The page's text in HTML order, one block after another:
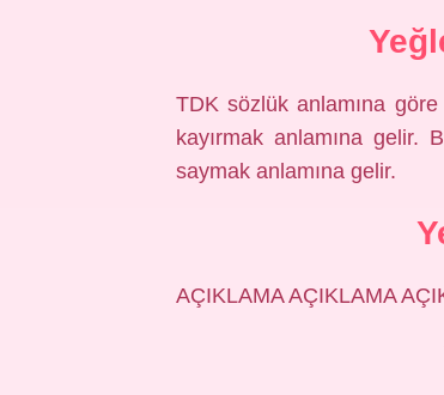
TDK sözlük anlamına
kayırmak anlamına
saymak anlamına gelir.
AÇIKLAMA AÇIKLAMA